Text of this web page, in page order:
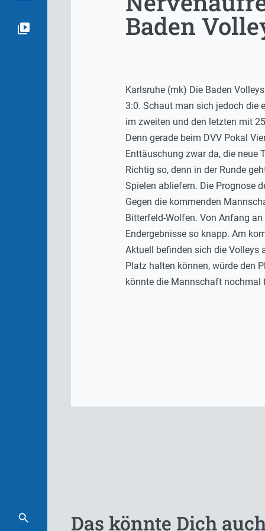
Baden
Karlsruhe (mk) Die Baden
3:0. Schaut man sich jedoch die
im zweiten und den letzten mit
Denn gerade beim DVV Pokal
Enttäuschung zwar da, die neue
Richtig so, denn in der Runde
Spielen abliefern. Die Prognose
Gegen die kommenden
Bitterfeld-Wolfen. Von Anfang
Endergebnisse so knapp. Am
Aktuell befinden sich die Volleys
Platz halten können, würde den
könnte die Mannschaft
Das könnte Dich